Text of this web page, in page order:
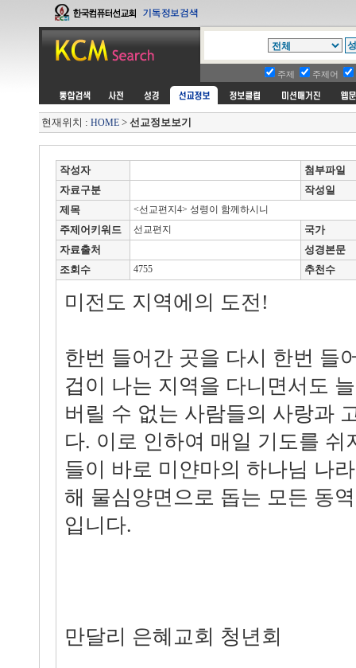
주제 주제어
현재위치 : HOME > 선교정보보기
작성자
첨부파일
자료구분
작성일
제목
<선교편지4> 성령이 함께하시니
주제어키워드 선교편지
국가
자료출처
성경본문
조회수
4755 추천수
미전도 지역에의 도전!
한번 들어간 곳을 다시 한번 들
겁이 나는 지역을 다니면서도
버릴 수 없는 사람들의 사랑과
다. 이로 인하여 매일 기도를 쉬
들이 바로 미얀마의 하나님 나
해 물심양면으로 돕는 모든 동
입니다.
만달리 은혜교회 청년회